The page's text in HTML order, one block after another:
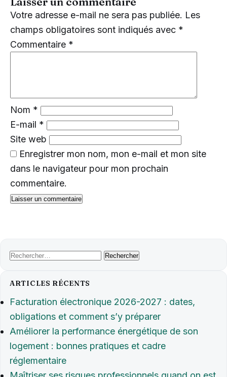
Votre adresse e-mail ne sera pas publiée. Les
champs obligatoires sont indiqués avec *
Commentaire *
Nom *
E-mail *
Site web
Enregistrer mon nom, mon e-mail et mon site
dans le navigateur pour mon prochain
commentaire.
Rechercher :
ARTICLES RÉCENTS
Facturation électronique 2026-2027 : dates,
obligations et comment s’y préparer
Améliorer la performance énergétique de son
logement : bonnes pratiques et cadre
réglementaire